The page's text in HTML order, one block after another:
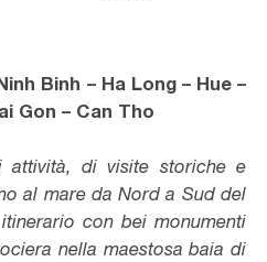
Binh – Ha Long – Hue –
Gon – Can Tho
attività, di visite storiche e
al mare da Nord a Sud del
con bei monumenti
nella maestosa baia di